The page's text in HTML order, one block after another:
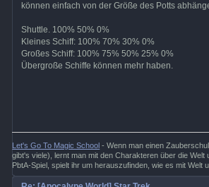
können einfach von der Größe des Potts
Shuttle. 100% 50% 0%
Kleines Schiff: 100% 70% 30% 0%
Großes Schiff: 100% 75% 50% 25% 0%
Übergroße Schiffe können mehr haben.
Let's Go To Magic School - Wenn man einen
gibt's viele), lernt man mit den Charakteren über die Welt
PbtA-Spiel, spielt ihr um herauszufinden, wie es mit Welt